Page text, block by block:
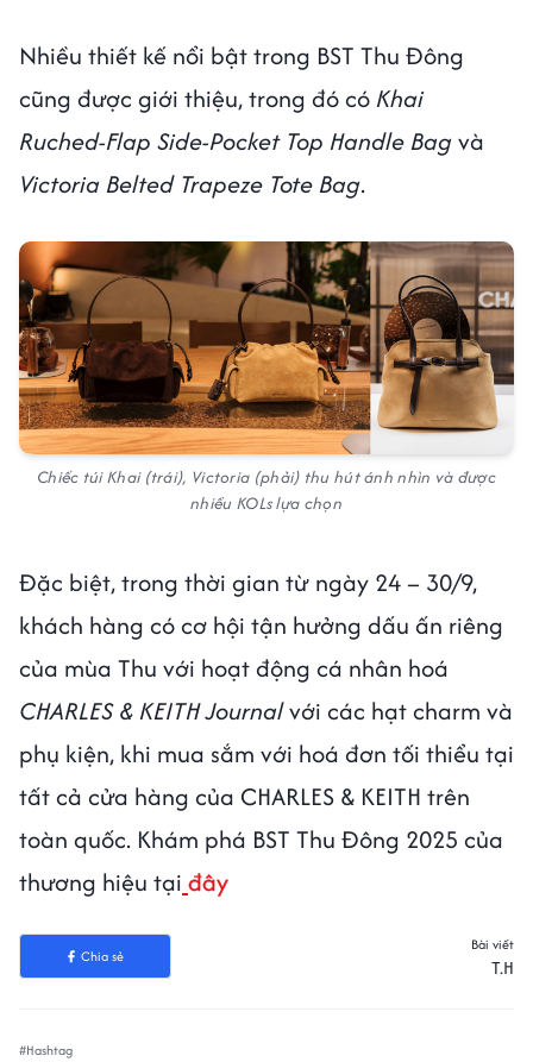
Nhiều thiết kế nổi bật trong BST Thu Đông
cũng được giới thiệu, trong đó có Khai
Ruched-Flap Side-Pocket Top Handle Bagvà
Victoria Belted Trapeze Tote Bag.
Chiếc túi Khai (trái), Victoria (phải) thu hút ánh nhìn và được
nhiều KOLs lựa chọn
Đặc biệt, trong thời gian từ ngày 24 – 30/9,
khách hàng có cơ hội tận hưởng dấu ấn riêng
của mùa Thu với hoạt động cá nhân hoá
CHARLES & KEITH Journalvới các hạt charm và
phụ kiện, khi mua sắm với hoá đơn tối thiểu tại
tất cả cửa hàng của CHARLES & KEITH trên
toàn quốc. Khám phá BST Thu Đông 2025 của
thương hiệu tại đây
Chia sẻ
Bài viết
T.H
#Hashtag